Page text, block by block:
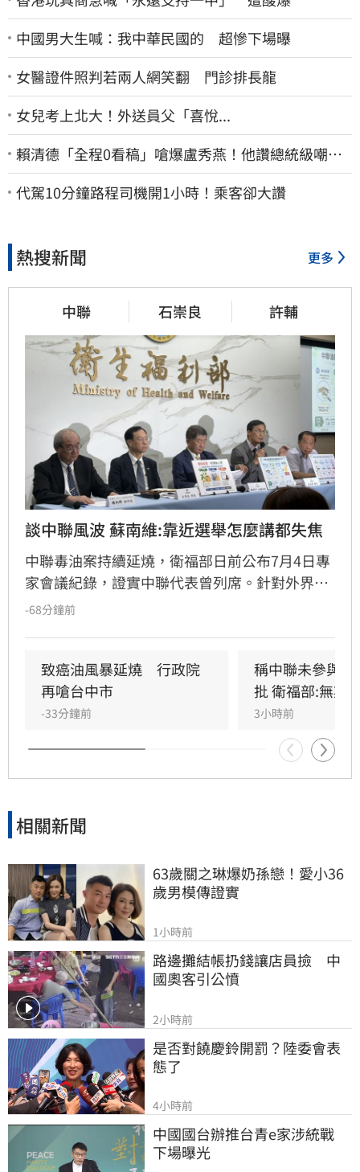
中國男大生喊：我中華民國的 超慘下場曝
女醫證件照判若兩人網笑翻 門診排長龍
女兒考上北大！外送員父「喜悅...
賴清德「全程0看稿」嗆爆盧秀燕！他讚總統級嘲
諷：把8年總帳一次掀翻
代駕10分鐘路程司機開1小時！乘客卻大讚
熱搜新聞 更多
中聯 石崇良 許輔
談中聯風波 蘇南維:靠近選舉怎麼講都失焦
中聯毒油案持續延燒，衛福部日前公布7月4日專
家會議紀錄，證實中聯代表曾列席。針對外界質
疑，與會的台大教授蘇南維還原現場，強調專家
演變為政治議題，並解釋當初主張「20%下架標
準」是基於營養標示的務實考量。（記者：簡浩
正）
-68分鐘前
致癌油風暴延燒　行政院
再嗆台中市
-33分鐘前
稱中聯未參與
批 衛福部:無欺
3小時前
相關新聞
63歲關之琳爆奶孫戀！愛小36
歲男模傳證實
1小時前
路邊攤結帳扔錢讓店員撿　中
國奧客引公憤
2小時前
是否對饒慶鈴開罰？陸委會表
態了
4小時前
中國國台辦推台青e家涉統戰
下場曝光